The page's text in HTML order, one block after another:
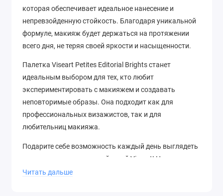
которая обеспечивает идеальное нанесение и
непревзойденную стойкость. Благодаря уникальной
формуле, макияж будет держаться на протяжении
всего дня, не теряя своей яркости и насыщенности.
Палетка Viseart Petites Editorial Brights станет
идеальным выбором для тех, кто любит
экспериментировать с макияжем и создавать
неповторимые образы. Она подходит как для
профессиональных визажистов, так и для
любительниц макияжа.
Подарите себе возможность каждый день выглядеть
ярко и стильно с палеткой теней Viseart! Не упустите
свой шанс стать звездой любого мероприятия!
Читать дальше